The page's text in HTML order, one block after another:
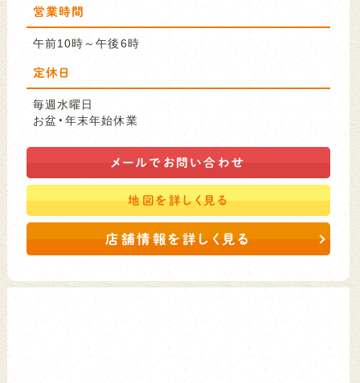
営業時間
午前10時～午後6時
定休日
毎週水曜日
お盆・年末年始休業
メールで お問い合わせ
地図を詳しく見る
店舗情報を詳しく見る